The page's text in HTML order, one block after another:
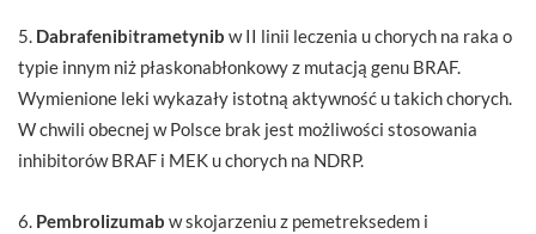
5. Dabrafenibitrametynib w II linii leczenia u chorych na raka o
typie innym niż płaskonabłonkowy z mutacją genu BRAF.
Wymienione leki wykazały istotną aktywność u takich chorych.
W chwili obecnej w Polsce brak jest możliwości stosowania
inhibitorów BRAF i MEK u chorych na NDRP.
6. Pembrolizumab w skojarzeniu z pemetreksedem i